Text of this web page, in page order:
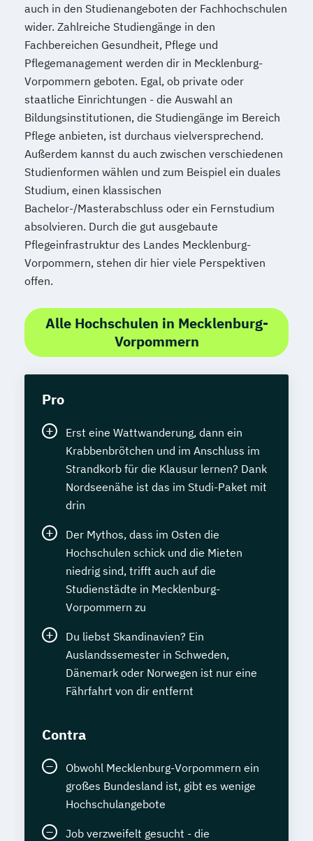
auch in den Studienangeboten der Fachhochschulen
wider. Zahlreiche Studiengänge in den
Fachbereichen Gesundheit, Pflege und
Pflegemanagement werden dir in Mecklenburg-
Vorpommern geboten. Egal, ob private oder
staatliche Einrichtungen - die Auswahl an
Bildungsinstitutionen, die Studiengänge im Bereich
Pflege anbieten, ist durchaus vielversprechend.
Außerdem kannst du auch zwischen verschiedenen
Studienformen wählen und zum Beispiel ein duales
Studium, einen klassischen
Bachelor-/Masterabschluss oder ein Fernstudium
absolvieren. Durch die gut ausgebaute
Pflegeinfrastruktur des Landes Mecklenburg-
Vorpommern, stehen dir hier viele Perspektiven
offen.
Alle Hochschulen in Mecklenburg-
Vorpommern
Pro
Erst eine Wattwanderung, dann ein
Krabbenbrötchen und im Anschluss im
Strandkorb für die Klausur lernen? Dank
Nordseenähe ist das im Studi-Paket mit
drin
Der Mythos, dass im Osten die
Hochschulen schick und die Mieten
niedrig sind, trifft auch auf die
Studienstädte in Mecklenburg-
Vorpommern zu
Du liebst Skandinavien? Ein
Auslandssemester in Schweden,
Dänemark oder Norwegen ist nur eine
Fährfahrt von dir entfernt
Contra
Obwohl Mecklenburg-Vorpommern ein
großes Bundesland ist, gibt es wenige
Hochschulangebote
Job verzweifelt gesucht - die